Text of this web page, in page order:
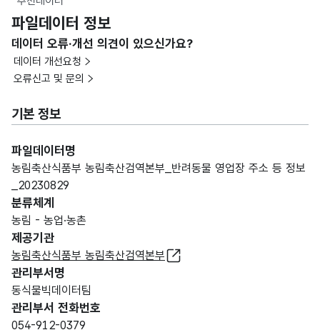
파일데이터 정보
데이터 오류·개선 의견이 있으신가요?
데이터 개선요청
오류신고 및 문의
기본 정보
파일데이터명
농림축산식품부 농림축산검역본부_반려동물 영업장 주소 등 정보
_20230829
분류체계
농림 - 농업·농촌
제공기관
농림축산식품부 농림축산검역본부
관리부서명
동식물빅데이터팀
관리부서 전화번호
054-912-0379